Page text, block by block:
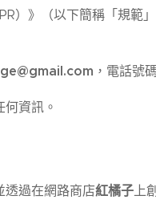
）》（以下簡稱「規範
，電話號
資訊。
透過在網路商店紅橘子上